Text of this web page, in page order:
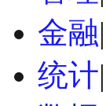
金融|
统计|